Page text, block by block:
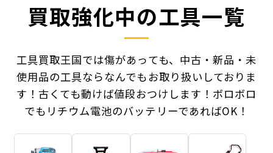
買取強化中の工具一覧
工具買取王国では傷があっても、中古・新品・未
使用品の工具ならなんでもお取り扱いしておりま
す！ 古くても動けば値段おつけします！ボロボロ
でもリチウム電池のバッテリーであればOK！